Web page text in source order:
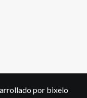
por bixelo